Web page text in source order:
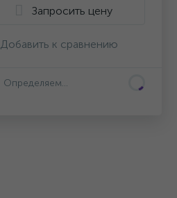
Запросить цену
Добавить к сравнению
Определяем...